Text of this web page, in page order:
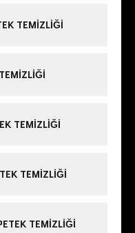
TEMIZLIĞI
TEMIZLIĞI
TEMIZLIĞI
TEMIZLIĞI